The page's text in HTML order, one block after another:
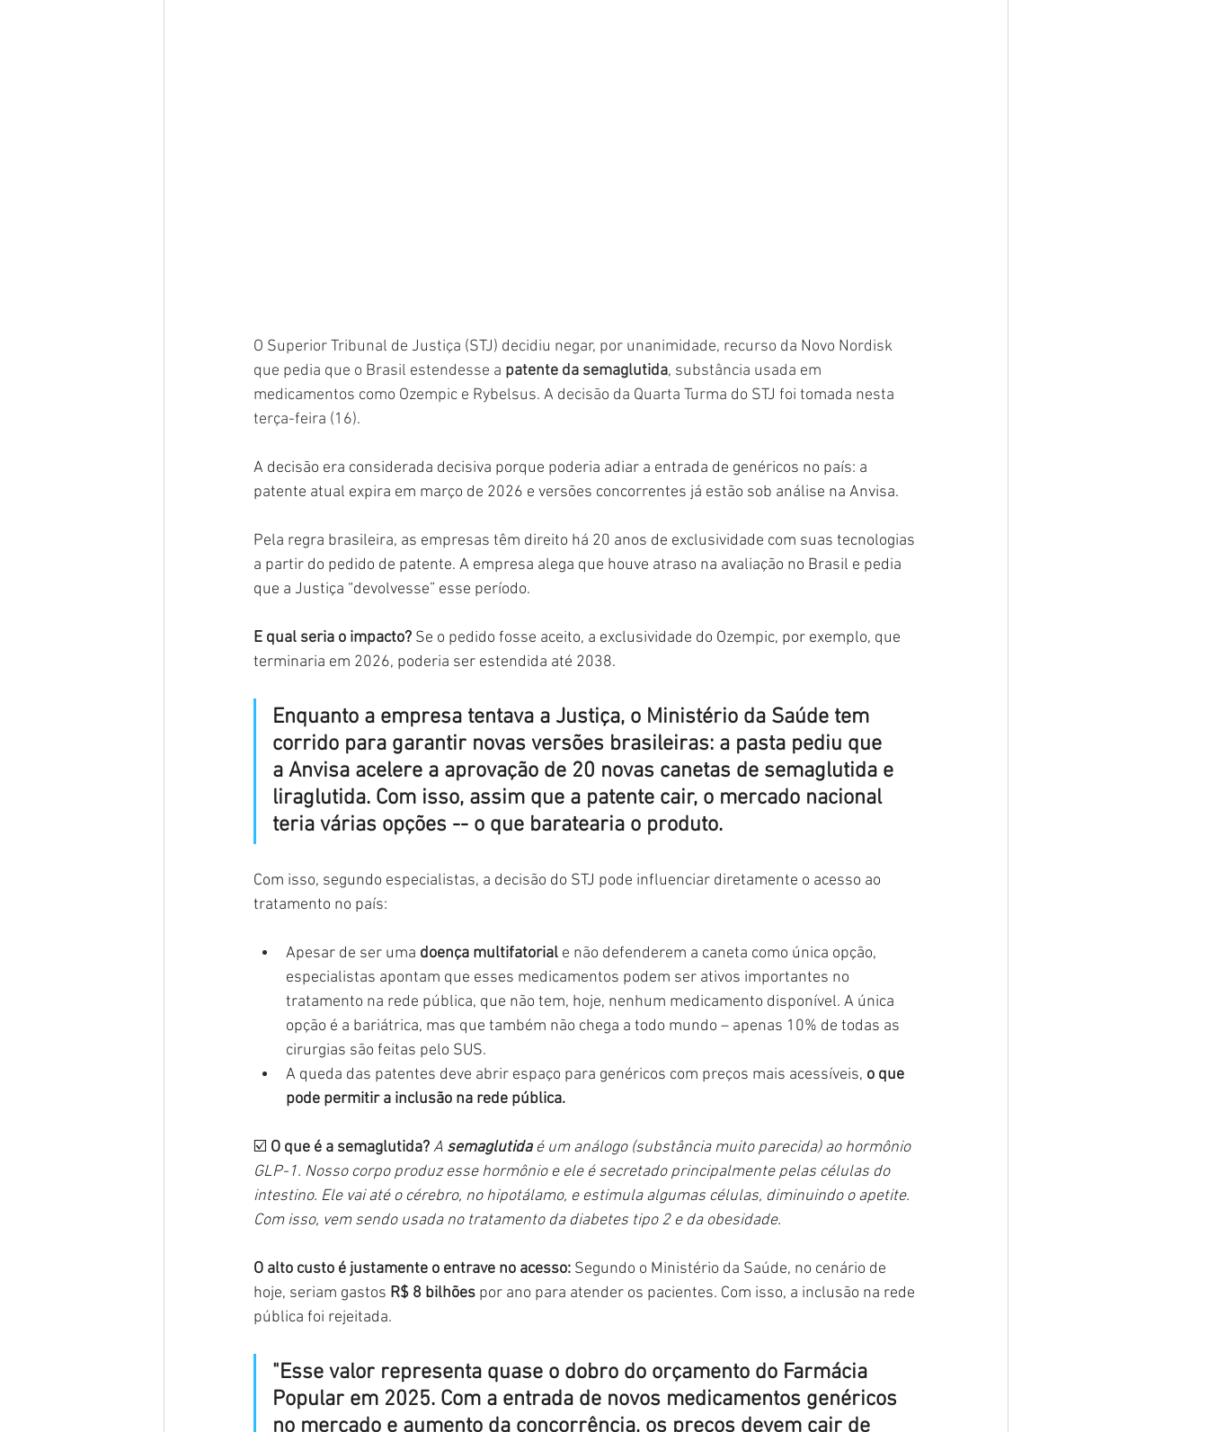
O Superior Tribunal de Justiça (STJ) decidiu negar, por unanimidade, recurso da Novo Nordisk
que pedia que o Brasil estendesse a patente da semaglutida, substância usada em
medicamentos como Ozempic e Rybelsus. A decisão da Quarta Turma do STJ foi tomada nesta
terça-feira (16).
A decisão era considerada decisiva porque poderia adiar a entrada de genéricos no país: a
patente atual expira em março de 2026 e versões concorrentes já estão sob análise na Anvisa.
Pela regra brasileira, as empresas têm direito há 20 anos de exclusividade com suas tecnologias
a partir do pedido de patente. A empresa alega que houve atraso na avaliação no Brasil e pedia
que a Justiça “devolvesse” esse período.
E qual seria o impacto? Se o pedido fosse aceito, a exclusividade do Ozempic, por exemplo, que
terminaria em 2026, poderia ser estendida até 2038.
Enquanto a empresa tentava a Justiça, o Ministério da Saúde tem
corrido para garantir novas versões brasileiras: a pasta pediu que
a Anvisa acelere a aprovação de 20 novas canetas de semaglutida e
liraglutida. Com isso, assim que a patente cair, o mercado nacional
teria várias opções -- o que baratearia o produto.
Com isso, segundo especialistas, a decisão do STJ pode influenciar diretamente o acesso ao
tratamento no país:
Apesar de ser uma doença multifatorial e não defenderem a caneta como única opção,
especialistas apontam que esses medicamentos podem ser ativos importantes no
tratamento na rede pública, que não tem, hoje, nenhum medicamento disponível. A única
opção é a bariátrica, mas que também não chega a todo mundo – apenas 10% de todas as
cirurgias são feitas pelo SUS.
A queda das patentes deve abrir espaço para genéricos com preços mais acessíveis, o que
pode permitir a inclusão na rede pública.
☑️ O que é a semaglutida?A semaglutida é um análogo (substância muito parecida) ao hormônio
GLP-1. Nosso corpo produz esse hormônio e ele é secretado principalmente pelas células do
intestino. Ele vai até o cérebro, no hipotálamo, e estimula algumas células, diminuindo o apetite.
Com isso, vem sendo usada no tratamento da diabetes tipo 2 e da obesidade.
O alto custo é justamente o entrave no acesso: Segundo o Ministério da Saúde, no cenário de
hoje, seriam gastos R$ 8 bilhões por ano para atender os pacientes. Com isso, a inclusão na rede
pública foi rejeitada.
"Esse valor representa quase o dobro do orçamento do Farmácia
Popular em 2025. Com a entrada de novos medicamentos genéricos
no mercado e aumento da concorrência, os preços devem cair de